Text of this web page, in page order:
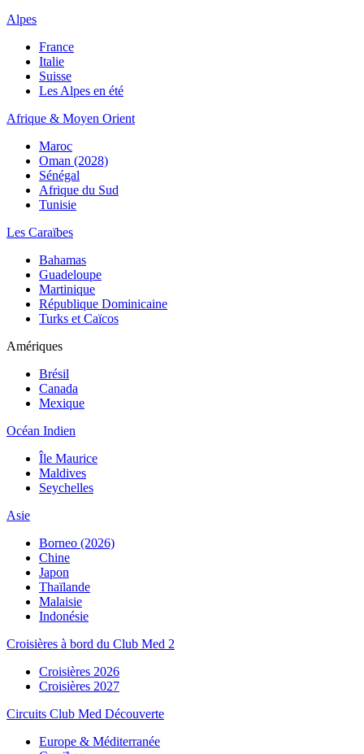
Alpes
France
Italie
Suisse
Les Alpes en été
Afrique & Moyen Orient
Maroc
Oman (2028)
Sénégal
Afrique du Sud
Tunisie
Les Caraïbes
Bahamas
Guadeloupe
Martinique
République Dominicaine
Turks et Caïcos
Amériques
Brésil
Canada
Mexique
Océan Indien
Île Maurice
Maldives
Seychelles
Asie
Borneo (2026)
Chine
Japon
Thaïlande
Malaisie
Indonésie
Croisières à bord du Club Med 2
Croisières 2026
Croisières 2027
Circuits Club Med Découverte
Europe & Méditerranée